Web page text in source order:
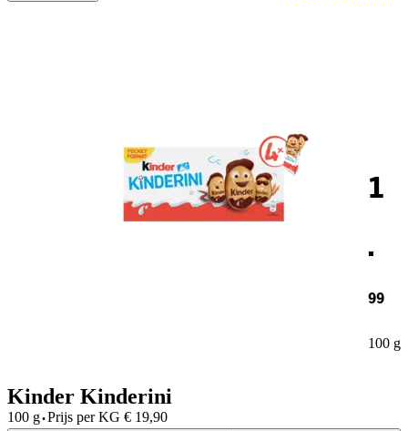
1
.
99
100 g
Kinder Kinderini
100 g·Prijs per KG € 19,90